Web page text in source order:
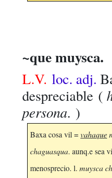
~que muysca.
L.V. loc. adj.
despreciable (
persona. )
Baxa cosa vil =vahaque
chaguasqua. aunq.e sea
menosprecio. l. muysca